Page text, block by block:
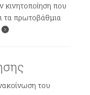
που
τα πρωτοβάθμια
του